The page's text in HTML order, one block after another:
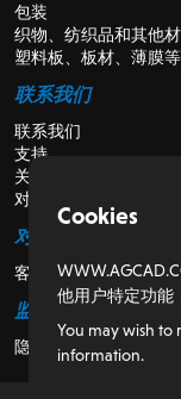
包装
织物、纺织品和其他
塑料板、板材、薄膜等
联系我们
联系我们
支持
关于我们
对于经销商
对于客户
客户门户
监管
隐私和Cookie政策
Cookies
他用户特定功能
You may wish to
information.